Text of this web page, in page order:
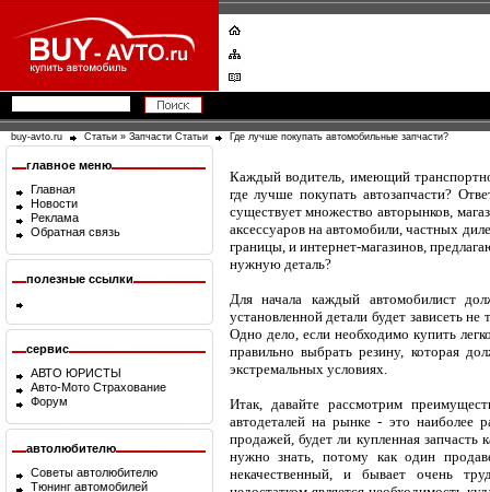
buy-avto.ru Статьи » Запчасти Статьи Где лучше покупать автомобильные запчасти?
главное меню
Главная
Новости
Реклама
Обратная связь
полезные ссылки
сервис
АВТО ЮРИСТЫ
Авто-Мото Страхование
Форум
автолюбителю
Советы автолюбителю
Тюнинг автомобилей
Каждый водитель, имеющий
где лучше покупать автозапчасти?
существует множество авторынков,
аксессуаров на автомобили, частных
границы, и интернет-магазинов,
нужную деталь?
Для начала каждый автомобилист
установленной детали будет зависеть
Одно дело, если необходимо купить
правильно выбрать резину, которая
экстремальных условиях.
Итак, давайте рассмотрим
автодеталей на рынке - это наиболее
продажей, будет ли купленная запчасть
нужно знать, потому как один
некачественный, и бывает очень